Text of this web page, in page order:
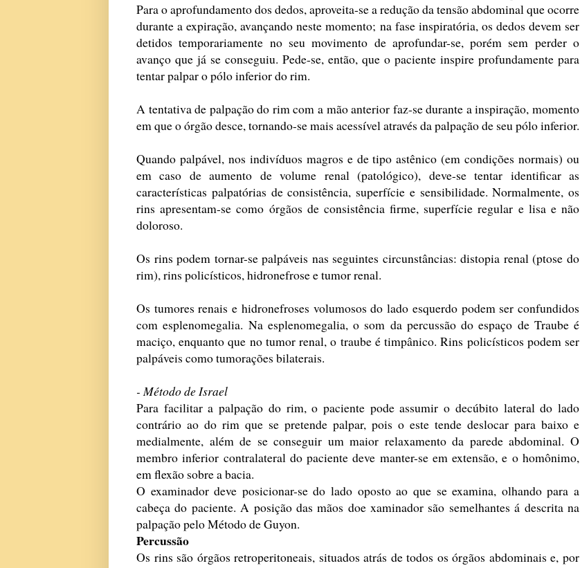
Para o aprofundamento dos dedos, aproveita-se a redução da tensão abdominal que ocorre
durante a expiração, avançando neste momento; na fase inspiratória, os dedos devem ser
detidos temporariamente no seu movimento de aprofundar-se, porém sem perder o
avanço que já se conseguiu. Pede-se, então, que o paciente inspire profundamente para
tentar palpar o pólo inferior do rim.
A tentativa de palpação do rim com a mão anterior faz-se durante a inspiração, momento
em que o órgão desce, tornando-se mais acessível através da palpação de seu pólo inferior.
Quando palpável, nos indivíduos magros e de tipo astênico (em condições normais) ou
em caso de aumento de volume renal (patológico), deve-se tentar identificar as
características palpatórias de consistência, superfície e sensibilidade. Normalmente, os
rins apresentam-se como órgãos de consistência firme, superfície regular e lisa e não
doloroso.
Os rins podem tornar-se palpáveis nas seguintes circunstâncias: distopia renal (ptose do
rim), rins policísticos, hidronefrose e tumor renal.
Os tumores renais e hidronefroses volumosos do lado esquerdo podem ser confundidos
com esplenomegalia. Na esplenomegalia, o som da percussão do espaço de Traube é
maciço, enquanto que no tumor renal, o traube é timpânico. Rins policísticos podem ser
palpáveis como tumorações bilaterais.
- Método de Israel
Para facilitar a palpação do rim, o paciente pode assumir o decúbito lateral do lado
contrário ao do rim que se pretende palpar, pois o este tende deslocar para baixo e
medialmente, além de se conseguir um maior relaxamento da parede abdominal. O
membro inferior contralateral do paciente deve manter-se em extensão, e o homônimo,
em flexão sobre a bacia.
O examinador deve posicionar-se do lado oposto ao que se examina, olhando para a
cabeça do paciente. A posição das mãos doe xaminador são semelhantes á descrita na
palpação pelo Método de Guyon.
Percussão
Os rins são órgãos retroperitoneais, situados atrás de todos os órgãos abdominais e, por